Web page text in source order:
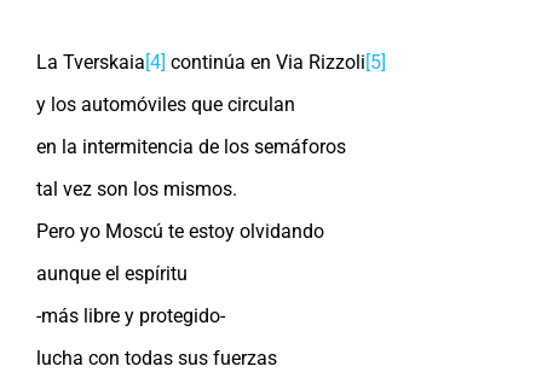
La Tverskaia [4] continúa en Via Rizzoli [5]
y los automóviles que circulan
en la intermitencia de los semáforos
tal vez son los mismos.
Pero yo Moscú te estoy olvidando
aunque el espíritu
-más libre y protegido-
lucha con todas sus fuerzas